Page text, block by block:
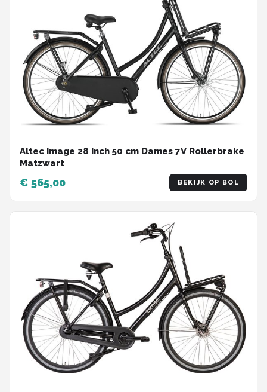
Altec Image 28 Inch 50 cm Dames 7V Rollerbrake
Matzwart
€ 565,00 BEKIJK OP BOL